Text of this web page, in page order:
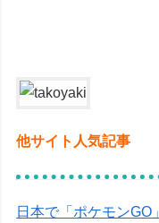
他サイト人気記事
日本で「ポケモンGO